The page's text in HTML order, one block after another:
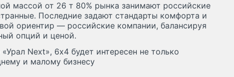
массой от 26 т 80% рынка занимают российские
Последние задают стандарты комфорта и
ориентир — российские компании, балансируя
опций и ценой.
Next», 6х4 будет интересен не только
и малому бизнесу